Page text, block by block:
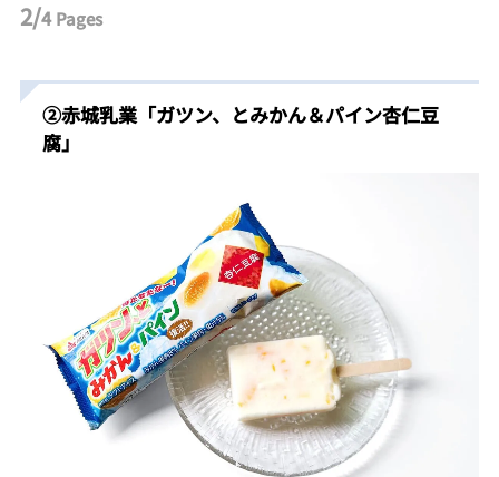
2/4Pages
②赤城乳業「ガツン、とみかん＆パイン杏仁豆
腐」